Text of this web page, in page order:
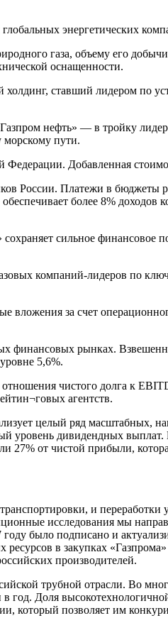
энергетических
газа, объему его
оснащенности.
ставший лидером по
нефть» — в тройку
морскому пути.
Добавленная
России. Платежи в
более 8%
сильное
компаний-лидеров по
за счет
финансовых рынках.
5,6%.
чистого долга к
агентств.
целый ряд масштабных,
уровень дивидендных
27% от чистой прибыли,
и
исследования мы
было подписано и
в закупках
производителей.
трубной отрасли. Во
год. Доля
который позволяет им